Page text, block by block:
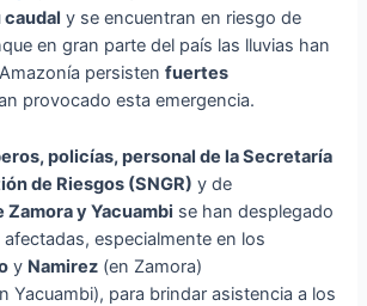
y se encuentran en riesgo de
en gran parte del país las lluvias han
persistenfuertes
provocado esta emergencia.
policías, personal de la Secretaría
de Riesgos (SNGR) y de
y Yacuambi se han desplegado
especialmente en los
y Namirez (en Zamora)
Yacuambi), para brindar asistencia a los